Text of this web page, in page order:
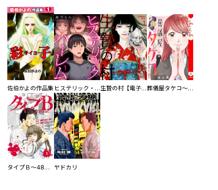
佐伯かよの作品集 ヒステリック・ハーレム～搾られる男と堕ちる女～【電子単行本版】 生贄の村【電子単行本版】 葬儀屋タケコ～あなたの最期、叶えます【電子単行本版】
タイプＢ～48時間後、致死率100％～【単話】 ヤドカリ